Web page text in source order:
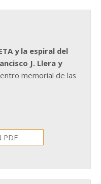
y la espiral del
J. Llera y
memorial de las
PDF